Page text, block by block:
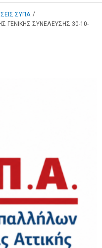
ΣΥΠΑ /
ΓΕΝΙΚΗΣ ΣΥΝΕΛΕΥΣΗΣ 30-10-